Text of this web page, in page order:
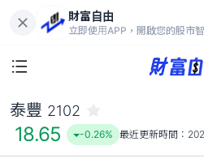
財富自由
立即使用APP，開啟您的股市
18.65
-0.26%
泰豐 2102
18.65 -0.26% 最近更新時間：